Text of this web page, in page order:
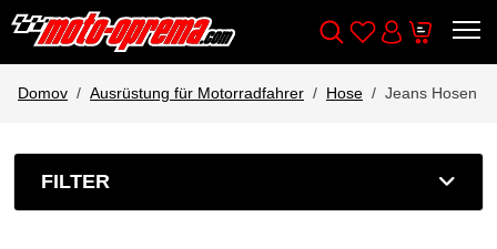
Wishlist
Cart
Domov Ausrüstung für Motorradfahrer Hose Jeans Hosen
FILTER